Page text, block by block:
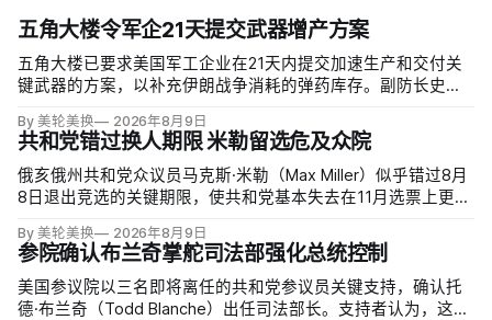
五角大楼令军企21天提交武器增产方案
五角大楼已要求美国军工企业在21天内提交加速生产和交付关
键武器的方案，以补充伊朗战争消耗的弹药库存。副防长史蒂
可接受，必须立即扩大产能；
By 美轮美换 2026年8月9日
共和党错过换人期限 米勒留选危及众院
俄亥俄州共和党众议员马克斯·米勒（Max Miller）似乎错过8月
8日退出竞选的关键期限，使共和党基本失去在11月选票上更换
Moreno）指控家暴并予以否认，众院道德委员会同时调查他是
否涉及家庭暴力、虐待或非法用药。
By 美轮美换 2026年8月9日
参院确认布兰奇掌舵司法部强化总统控制
美国参议院以三名即将离任的共和党参议员关键支持，确认托
德·布兰奇（Todd Blanche）出任司法部长。支持者认为，这位